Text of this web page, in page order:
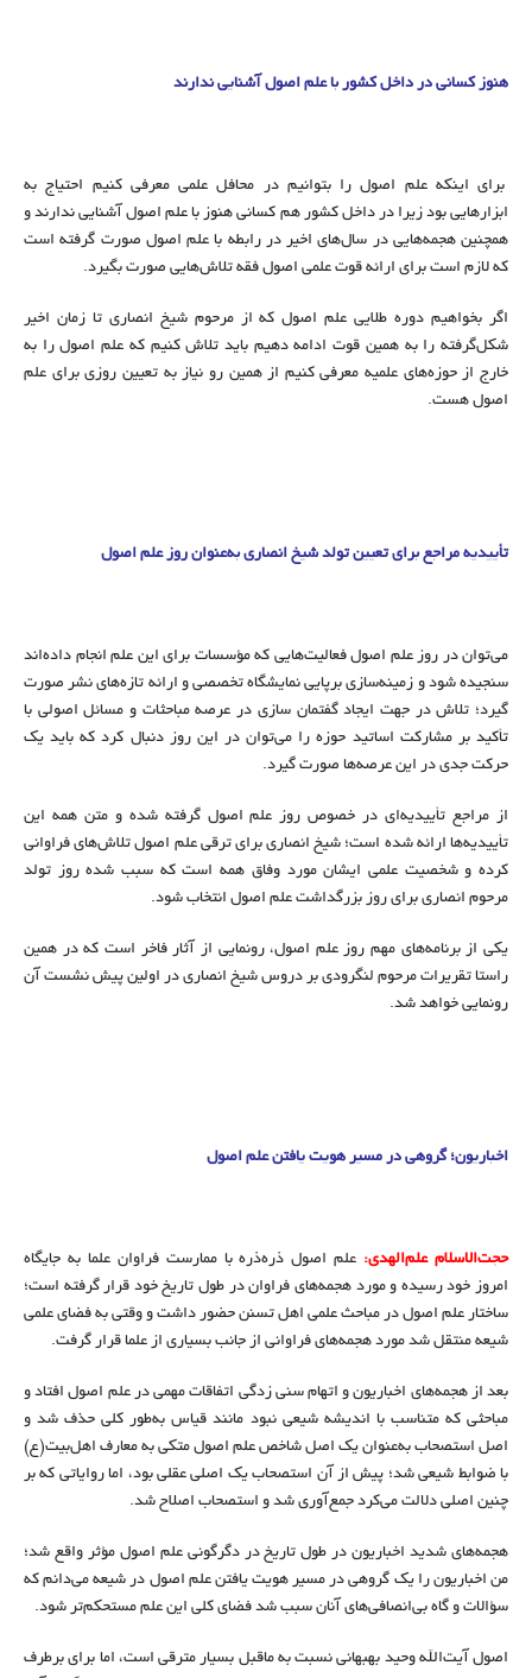
هنوز کسانی در داخل کشور با علم اصول آشنایی ندارند
برای اینکه علم اصول را بتوانیم در محافل علمی معرفی کنیم احتیاج به
ابزارهایی بود زیرا در داخل کشور هم کسانی هنوز با علم اصول آشنایی ندارند و
همچنین هجمه‌هایی در سال‌های اخیر در رابطه با علم اصول صورت گرفته است
که لازم است برای ارائه قوت علمی اصول فقه تلاش‌هایی صورت بگیرد.
اگر بخواهیم دوره طلایی علم اصول که از مرحوم شیخ انصاری تا زمان اخیر
شکل‌گرفته را به همین قوت ادامه دهیم باید تلاش کنیم که علم اصول را به
خارج از حوزه‌های علمیه معرفی کنیم از همین رو نیاز به تعیین روزی برای علم
اصول هست.
تأییدیه مراجع برای تعیین تولد شیخ انصاری به‌عنوان روز علم اصول
می‌‌توان در روز علم اصول فعالیت‌هایی که مؤسسات برای این علم انجام داده‌اند
سنجیده شود و زمینه‌سازی برپایی نمایشگاه تخصصی و ارائه تازه‌های نشر صورت
گیرد؛ تلاش در جهت ایجاد گفتمان سازی در عرصه مباحثات و مسائل اصولی با
تأکید بر مشارکت اساتید حوزه را می‌‌توان در این روز دنبال کرد که باید یک
حرکت جدی در این عرصه‌ها صورت گیرد.
از مراجع تأییدیه‌ای در خصوص روز علم اصول گرفته شده و متن همه این
تأییدیه‌ها ارائه شده است؛ شیخ انصاری برای ترقی علم اصول تلاش‌های فراوانی
کرده و شخصیت علمی ایشان مورد وفاق همه است که سبب شده روز تولد
مرحوم انصاری برای روز بزرگداشت علم اصول انتخاب شود.
یکی از برنامه‌های مهم روز علم اصول، رونمایی از آثار فاخر است که در همین
راستا تقریرات مرحوم لنگرودی بر دروس شیخ انصاری در اولین پیش نشست آن
رونمایی خواهد شد.
اخباریون؛ گروهی در مسیر هویت یافتن علم اصول
حجت‌الاسلام علم‌الهدی: علم اصول ذره‌ذره با ممارست فراوان علما به جایگاه
امروز خود رسیده و مورد هجمه‌های فراوان در طول تاریخ خود قرار گرفته است؛
ساختار علم اصول در مباحث علمی اهل تسنن حضور داشت و وقتی به فضای علمی
شیعه منتقل شد مورد هجمه‌های فراوانی از جانب بسیاری از علما قرار گرفت.
بعد از هجمه‌های اخباریون و اتهام سنی زدگی اتفاقات مهمی در علم اصول افتاد و
مباحثی که متناسب با اندیشه شیعی نبود مانند قیاس به‌طور کلی حذف شد و
اصل استصحاب به‌عنوان یک اصل شاخص علم اصول متکی به معارف اهل‌بیت(ع)
با ضوابط شیعی شد؛ پیش از آن استصحاب یک اصلی عقلی بود، اما روایاتی که بر
چنین اصلی دلالت می‌کرد جمع‌آوری شد و استصحاب اصلاح شد.
هجمه‌های شدید اخباریون در طول تاریخ در دگرگونی علم اصول مؤثر واقع شد؛
من اخباریون را یک گروهی در مسیر هویت یافتن علم اصول در شیعه می‌دانم که
سؤالات و گاه بی‌انصافی‌های آنان سبب شد فضای کلی این علم مستحکم‌تر شود.
اصول آیت‌الله وحید بهبهانی نسبت به ماقبل بسیار مترقی است، اما برای برطرف